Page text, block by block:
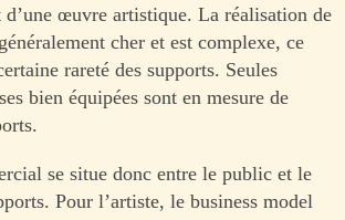
œuvre artistique. La réalisation de
cher et est complexe, ce
rareté des supports. Seules
bien équipées sont en mesure de
se situe donc entre le public et le
Pour l’artiste, le business model